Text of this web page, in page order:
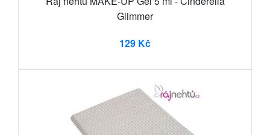
Glimmer
129 Kč